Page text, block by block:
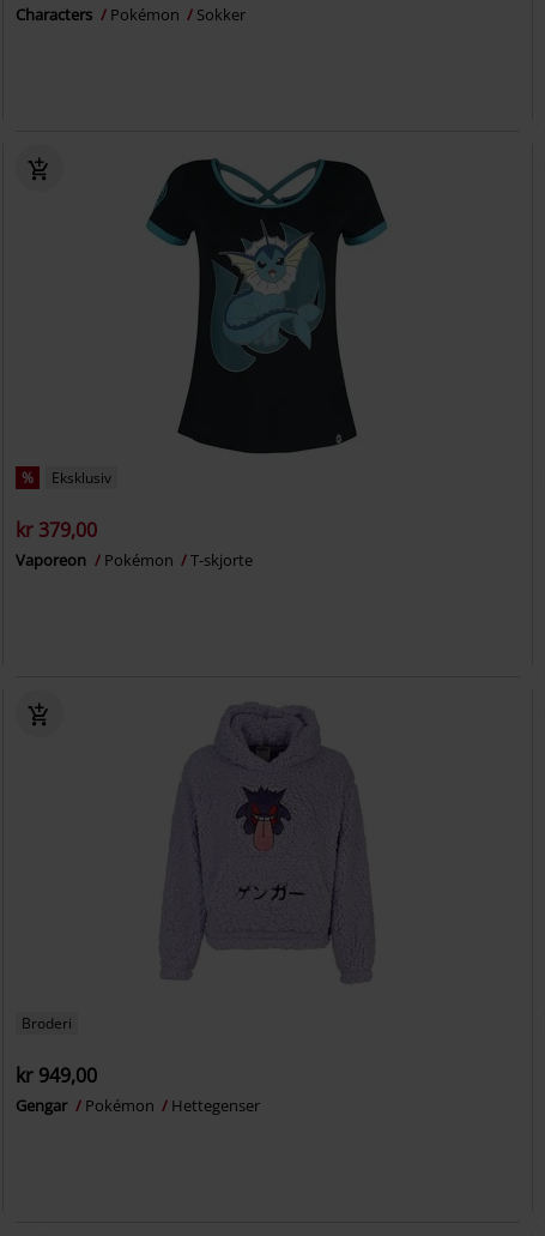
Characters Pokémon Sokker
% Eksklusiv
kr 379,00
Vaporeon Pokémon T-skjorte
Broderi
kr 949,00
Gengar Pokémon Hettegenser